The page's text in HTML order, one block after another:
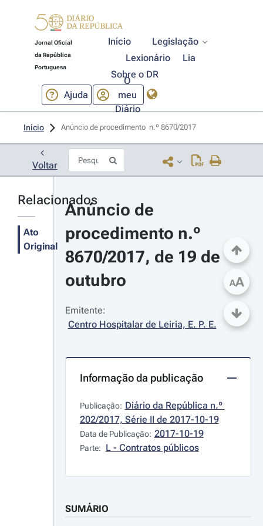
Jornal Oficial
da República
Portuguesa
Início
Legislação
Lexionário
Lia
Sobre o DR
Ajuda
O
meu
Diário
Início Anúncio de procedimento  n.º 8670/2017
Voltar
Relacionados
Ato
Original
Anúncio de
procedimento n.º
8670/2017, de 19 de
outubro
Emitente:
Centro Hospitalar de Leiria, E. P. E.
Informação da publicação
Publicação: Diário da República n.º
202/2017, Série II de 2017-10-19
Data de Publicação: 2017-10-19
Parte: L - Contratos públicos
SUMÁRIO
AA